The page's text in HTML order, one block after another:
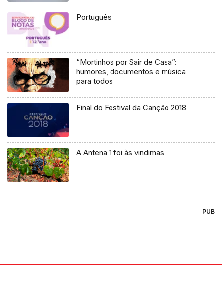
Português
“Mortinhos por Sair de Casa”:
humores, documentos e música
para todos
Final do Festival da Canção 2018
A Antena 1 foi às vindimas
PUB